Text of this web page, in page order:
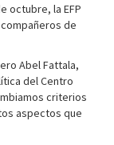
octubre, la EFP
de
Abel Fattala,
del Centro
criterios
aspectos que